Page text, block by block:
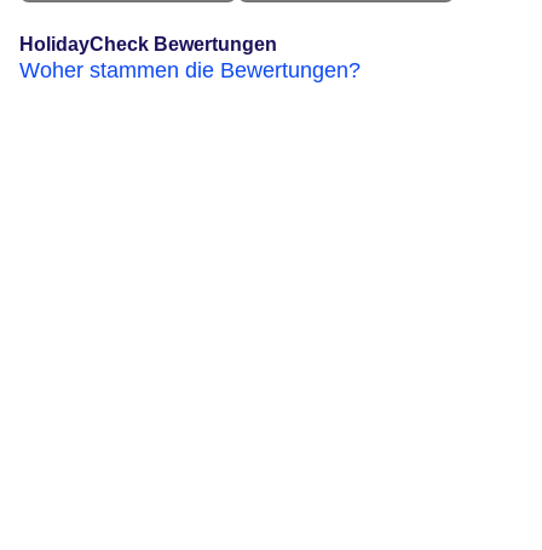
HolidayCheck Bewertungen
Woher stammen die Bewertungen?